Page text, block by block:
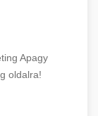
Apagy
oldalra!